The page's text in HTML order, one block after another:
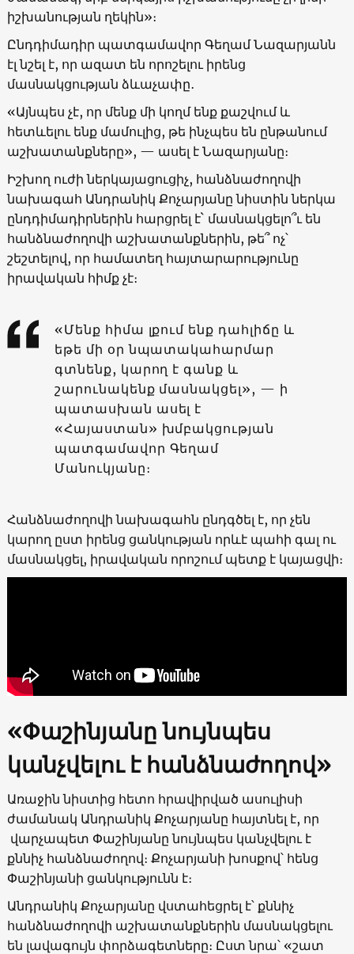
իշխանության ղեկին»։
Ընդդիմադիր պատգամավոր Գեղամ Նազարյանն
էլ նշել է, որ ազատ են որոշելու իրենց
մասնակցության ձևաչափը․
«Այնպես չէ, որ մենք մի կողմ ենք քաշվում և
հետևելու ենք մամուլից, թե ինչպես են ընթանում
աշխատանքները», — ասել է Նազարյանը։
Իշխող ուժի ներկայացուցիչ, հանձնաժողովի
նախագահ Անդրանիկ Քոչարյանը նիստին ներկա
ընդդիմադիրներին հարցրել է` մասնակցելո՞ւ են
հանձնաժողովի աշխատանքներին, թե՞ ոչ՝
շեշտելով, որ համատեղ հայտարարությունը
իրավական հիմք չէ։
«Մենք հիմա լքում ենք դահլիճը և
եթե մի օր նպատակահարմար
գտնենք, կարող է գանք և
շարունակենք մասնակցել», — ի
պատասխան ասել է
«Հայաստան» խմբակցության
պատգամավոր Գեղամ
Մանուկյանը։
Հանձնաժողովի նախագահն ընդգծել է, որ չեն
կարող ըստ իրենց ցանկության որևէ պահի գալ ու
մասնակցել, իրավական որոշում պետք է կայացվի։
«Փաշինյանը նույնպես
կանչվելու է հանձնաժողով»
Առաջին նիստից հետո հրավիրված ասուլիսի
ժամանակ Անդրանիկ Քոչարյանը հայտնել է, որ
վարչապետ Փաշինյանը նույնպես կանչվելու է
քննիչ հանձնաժողով։ Քոչարյանի խոսքով՝ հենց
Փաշինյանի ցանկությունն է։
Անդրանիկ Քոչարյանը վստահեցրել է՝ քննիչ
հանձնաժողովի աշխատանքներին մասնակցելու
են լավագույն փորձագետները։ Ըստ նրա՝ «շատ